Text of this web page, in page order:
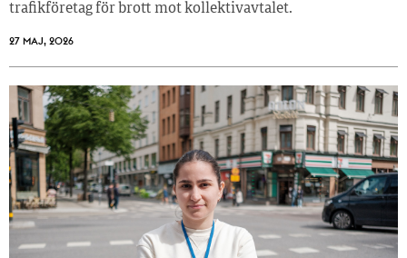
trafikföretag för brott mot kollektivavtalet.
27 MAJ, 2026